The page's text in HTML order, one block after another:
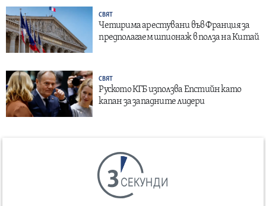
СВЯТ
Четирима арестувани във Франция за
предполагаем шпионаж в полза на Китай
СВЯТ
Руското КГБ използва Епстийн като
капан за западните лидери
СЕКУНДИ